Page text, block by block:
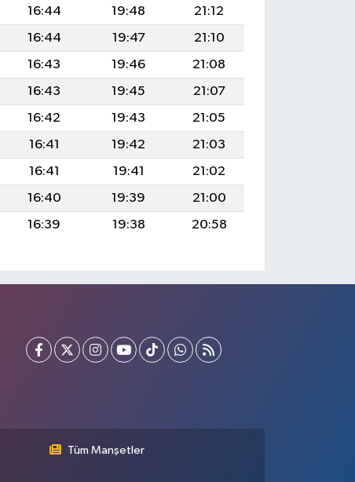
16:44 19:48
21:12
16:44 19:47
21:10
16:43 19:46
21:08
16:43 19:45
21:07
16:42 19:43
21:05
16:41 19:42
21:03
16:41 19:41
21:02
16:40 19:39
21:00
16:39 19:38 20:58
Tüm Manşetler